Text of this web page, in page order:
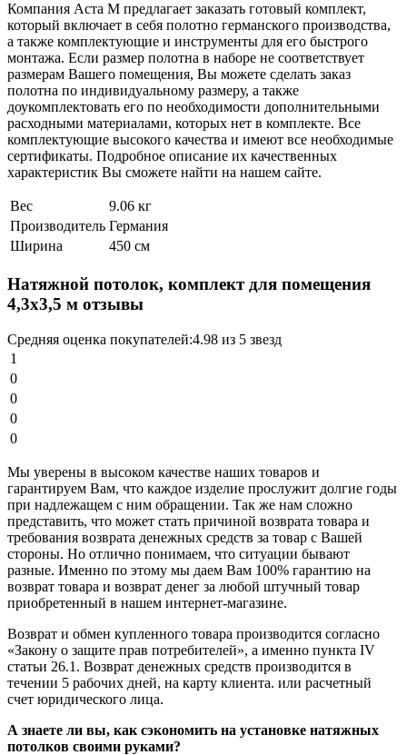
Компания Аста М предлагает заказать готовый комплект,
который включает в себя полотно германского производства,
а также комплектующие и инструменты для его быстрого
монтажа. Если размер полотна в наборе не соответствует
размерам Вашего помещения, Вы можете сделать заказ
полотна по индивидуальному размеру, а также
доукомплектовать его по необходимости дополнительными
расходными материалами, которых нет в комплекте. Все
комплектующие высокого качества и имеют все необходимые
сертификаты. Подробное описание их качественных
характеристик Вы сможете найти на нашем сайте.
Вес
9.06 кг
Производитель Германия
Ширина
450 см
Натяжной потолок, комплект для помещения
4,3x3,5 м отзывы
Средняя оценка покупателей:4.98 из 5 звезд
1
0
0
0
0
Мы уверены в высоком качестве наших товаров и
гарантируем Вам, что каждое изделие прослужит долгие годы
при надлежащем с ним обращении. Так же нам сложно
представить, что может стать причиной возврата товара и
требования возврата денежных средств за товар с Вашей
стороны. Но отлично понимаем, что ситуации бывают
разные. Именно по этому мы даем Вам 100% гарантию на
возврат товара и возврат денег за любой штучный товар
приобретенный в нашем интернет-магазине.
Возврат и обмен купленного товара производится согласно
«Закону о защите прав потребителей», а именно пункта IV
статьи 26.1. Возврат денежных средств производится в
течении 5 рабочих дней, на карту клиента. или расчетный
счет юридического лица.
А знаете ли вы, как сэкономить на установке натяжных
потолков своими руками?